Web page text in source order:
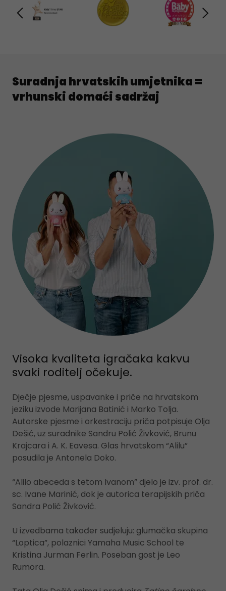
Suradnja hrvatskih umjetnika =
vrhunski domaći sadržaj
Visoka kvaliteta igračaka kakvu
svaki roditelj očekuje.
Dječje pjesme, uspavanke i priče na hrvatskom
jeziku izvode Marijana Batinić i Marko Tolja.
Autorske pjesme i orkestraciju priča potpisuje Olja
Dešić, uz suradnike Sandru Polić Živković, Brunu
Krajcara i A. K. Eavesa. Glas hrvatskom “Alilu”
posudila je Antonela Doko.
“Alilo abeceda s tetom Ivanom” djelo je izv. prof. dr.
sc. Ivane Marinić, dok je autorica terapijskih priča
Sandra Polić Živković.
U izvedbama također sudjeluju: glumačka skupina
“Loptica”, polaznici Yamaha Music School te
Kristina Jurman Ferlin. Poseban gost je Leo
Rumora.